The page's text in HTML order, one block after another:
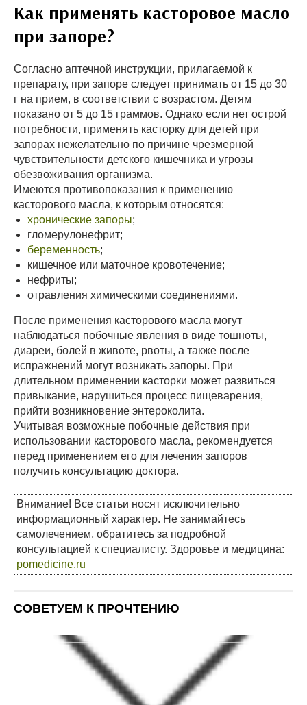
Как применять касторовое масло
при запоре?
Согласно аптечной инструкции, прилагаемой к
препарату, при запоре следует принимать от 15 до 30
г на прием, в соответствии с возрастом. Детям
показано от 5 до 15 граммов. Однако если нет острой
потребности, применять касторку для детей при
запорах нежелательно по причине чрезмерной
чувствительности детского кишечника и угрозы
обезвоживания организма.
Имеются противопоказания к применению
касторового масла, к которым относятся:
хронические запоры;
гломерулонефрит;
беременность;
кишечное или маточное кровотечение;
нефриты;
отравления химическими соединениями.
После применения касторового масла могут
наблюдаться побочные явления в виде тошноты,
диареи, болей в животе, рвоты, а также после
испражнений могут возникать запоры. При
длительном применении касторки может развиться
привыкание, нарушиться процесс пищеварения,
прийти возникновение энтероколита.
Учитывая возможные побочные действия при
использовании касторового масла, рекомендуется
перед применением его для лечения запоров
получить консультацию доктора.
Внимание! Все статьи носят исключительно
информационный характер. Не занимайтесь
самолечением, обратитесь за подробной
консультацией к специалисту. Здоровье и медицина:
pomedicine.ru
СОВЕТУЕМ К ПРОЧТЕНИЮ